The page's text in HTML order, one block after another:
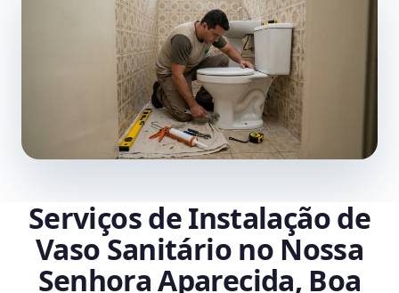
Serviços de Instalação de
Vaso Sanitário no Nossa
Senhora Aparecida, Boa